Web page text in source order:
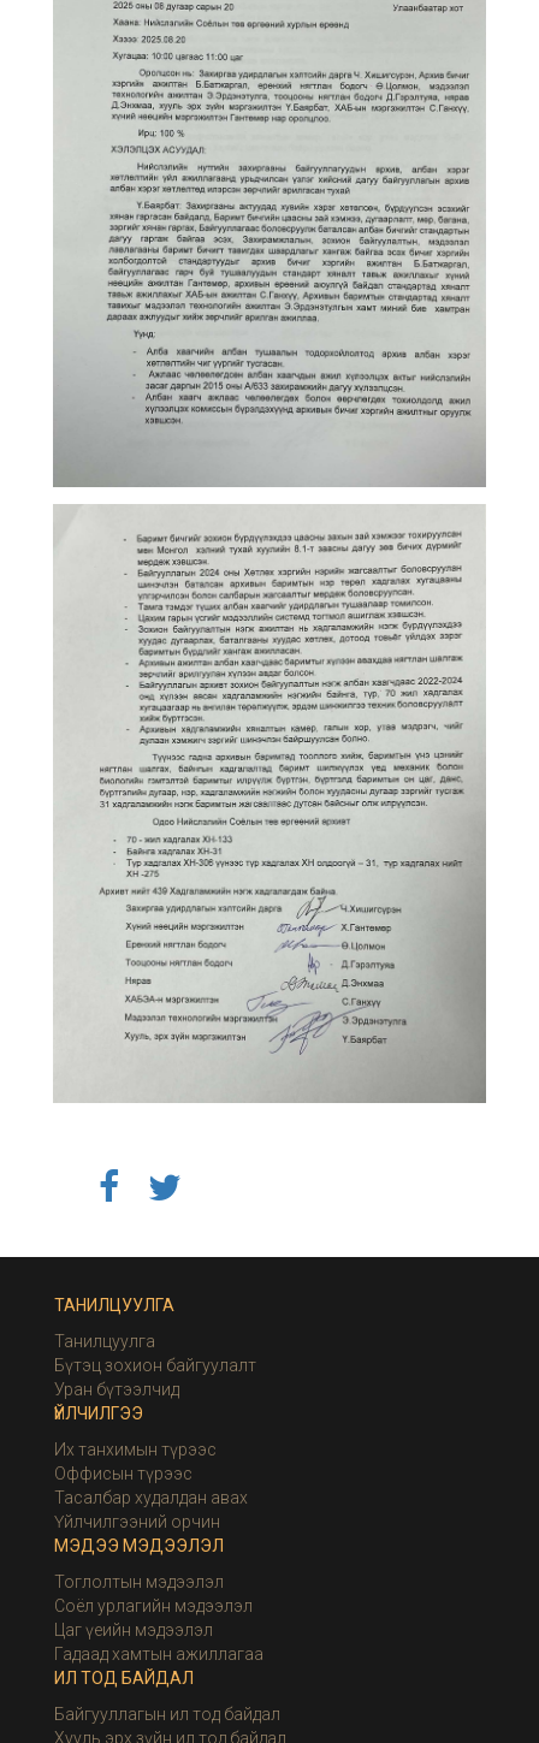
ТАНИЛЦУУЛГА
Танилцуулга
Бүтэц зохион байгуулалт
Уран бүтээлчид
ҮЙЛЧИЛГЭЭ
Их танхимын түрээс
Оффисын түрээс
Тасалбар худалдан авах
Үйлчилгээний орчин
МЭДЭЭ МЭДЭЭЛЭЛ
Тоглолтын мэдээлэл
Соёл урлагийн мэдээлэл
Цаг үеийн мэдээлэл
Гадаад хамтын ажиллагаа
ИЛ ТОД БАЙДАЛ
Байгууллагын ил тод байдал
Хууль эрх зүйн ил тод байдал